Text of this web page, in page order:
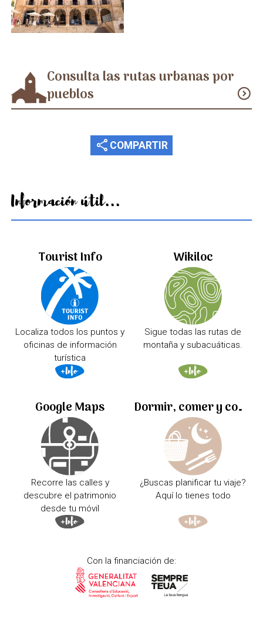
Consulta las rutas urbanas por
pueblos
expand_circle_down
share COMPARTIR
Información útil...
Tourist Info
Localiza todos los puntos y
oficinas de información
turística
Wikiloc
Sigue todas las rutas de
montaña y subacuáticas.
Google Maps
Recorre las calles y
descubre el patrimonio
desde tu móvil
Dormir, comer y comprar
¿Buscas planificar tu viaje?
Aquí lo tienes todo
Con la financiación de: